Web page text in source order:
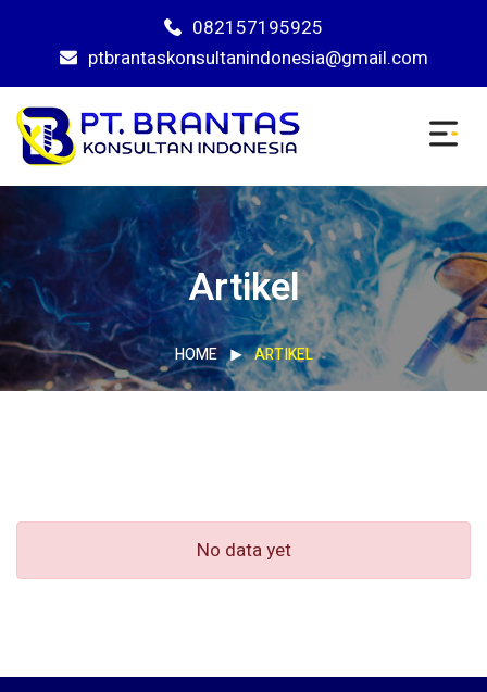
082157195925
ptbrantaskonsultanindonesia@gmail.com
Artikel
HOME ARTIKEL
No data yet